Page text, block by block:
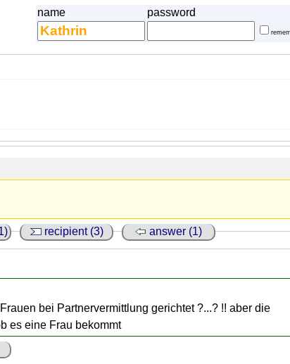
name password
recipient (3) answer (1)
bei Partnervermittlung gerichtet ?...? !! aber die
es eine Frau bekommt